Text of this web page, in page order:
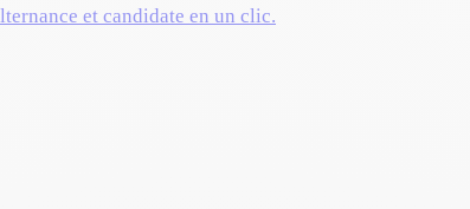
et candidate en un clic.